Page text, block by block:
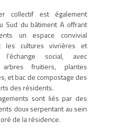
collectif est également
Sud du bâtiment A offrant
un espace convivial
les cultures vivrières et
l’échange social, avec
arbres fruitiers, plantes
et bac de compostage des
des résidents.
sont liés par des
doux serpentant au sein
de la résidence.